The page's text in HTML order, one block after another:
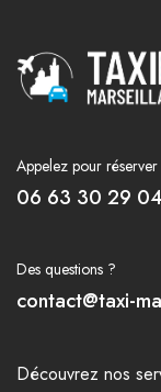
Appelez pour réserver
06 63 30 29 04
Des questions ?
contact@taxi-
Découvrez nos